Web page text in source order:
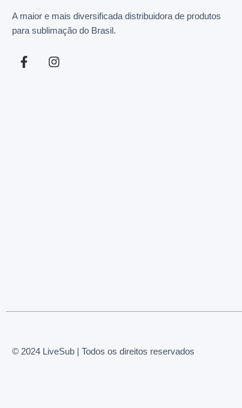
A maior e mais diversificada distribuidora de produtos
para sublimação do Brasil.
© 2024 LiveSub | Todos os direitos reservados